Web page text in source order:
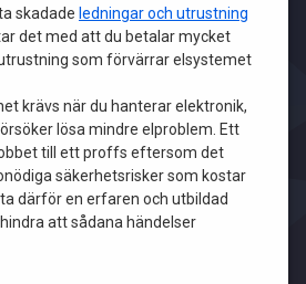
skadade ledningar och utrustning
det med att du betalar mycket
som förvärrar elsystemet
krävs när du hanterar elektronik,
lösa mindre elproblem. Ett
till ett proffs eftersom det
säkerhetsrisker som kostar
därför en erfaren och utbildad
att sådana händelser